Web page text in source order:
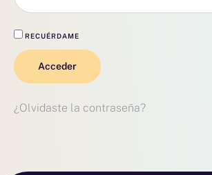
RECUÉRDAME
Acceder
¿Olvidaste la contraseña?